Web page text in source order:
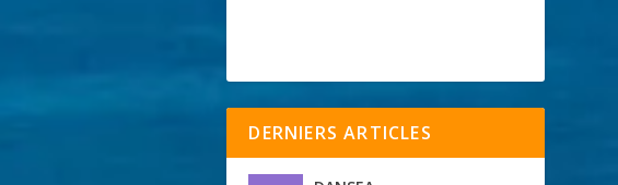
DERNIERS ARTICLES